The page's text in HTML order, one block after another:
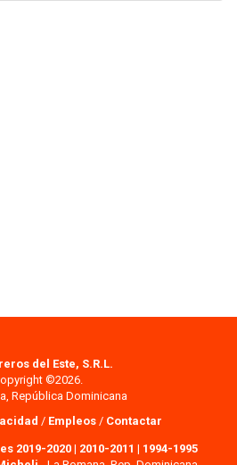
del Este, S.R.L.
©2026.
República Dominicana
/ Empleos / Contactar
2019-2020| 2010-2011 | 1994-1995